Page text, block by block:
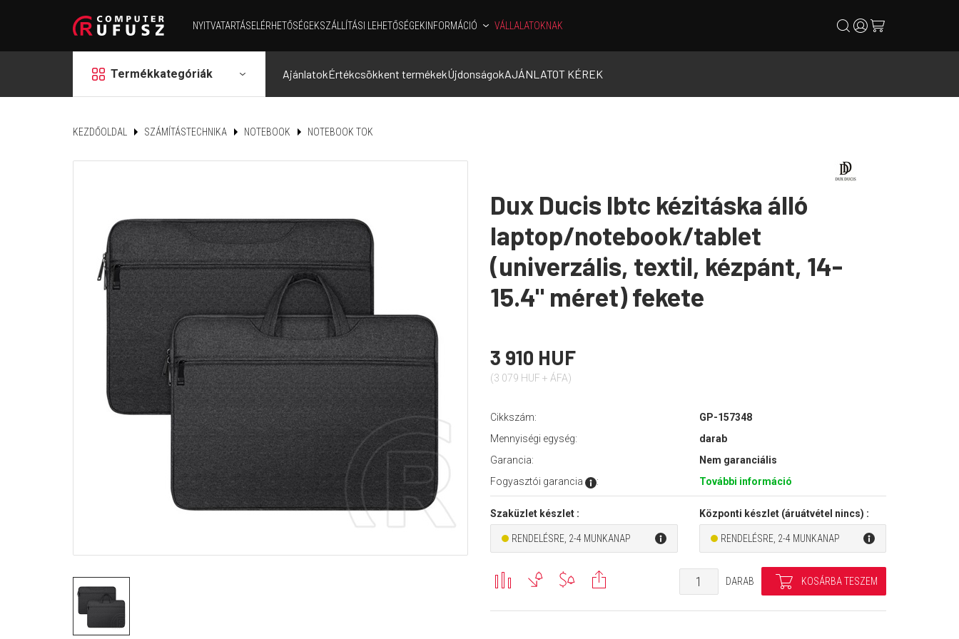
NYITVATARTÁSELÉRHETŐSÉGEKSZÁLLÍTÁSI LEHETŐSÉGEKINFORMÁCIÓ VÁLLALATOKNAK search usercart
grid Termékkategóriák AjánlatokÉrtékcsökkent termékekÚjdonságokAJÁNLATOT KÉREK
KEZDŐOLDAL SZÁMÍTÁSTECHNIKA NOTEBOOK NOTEBOOK TOK
Dux Ducis lbtc kézitáska álló
laptop/notebook/tablet
(univerzális, textil, kézpánt, 14-
15.4" méret) fekete
3 910 HUF
(3 079 HUF + ÁFA)
Cikkszám:
GP-157348
Mennyiségi egység:
darab
Garancia:
Nem garanciális
Fogyasztói garancia
: További információ
Szaküzlet készlet :
RENDELÉSRE, 2-4 MUNKANAP
Központi készlet (áruátvétel nincs) :
RENDELÉSRE, 2-4 MUNKANAP
DARAB